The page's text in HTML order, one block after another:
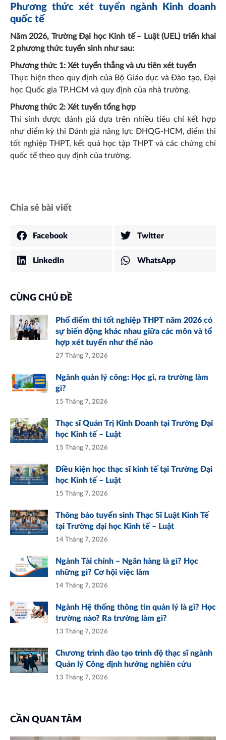
Phương thức xét tuyển ngành Kinh doanh
quốc tế
Năm 2026, Trường Đại học Kinh tế – Luật (UEL) triển khai
2 phương thức tuyển sinh như sau:
Phương thức 1: Xét tuyển thẳng và ưu tiên xét tuyển
Thực hiện theo quy định của Bộ Giáo dục và Đào tạo, Đại
học Quốc gia TP.HCM và quy định của nhà trường.
Phương thức 2: Xét tuyển tổng hợp
Thí sinh được đánh giá dựa trên nhiều tiêu chí kết hợp
như điểm kỳ thi Đánh giá năng lực ĐHQG-HCM, điểm thi
tốt nghiệp THPT, kết quả học tập THPT và các chứng chỉ
quốc tế theo quy định của trường.
Chia sẻ bài viết
Facebook Twitter
LinkedIn WhatsApp
CÙNG CHỦ ĐỀ
Phổ điểm thi tốt nghiệp THPT năm 2026 có
sự biến động khác nhau giữa các môn và tổ
hợp xét tuyển như thế nào
27 Tháng 7, 2026
Ngành quản lý công: Học gì, ra trường làm
gì?
15 Tháng 7, 2026
Thạc sĩ Quản Trị Kinh Doanh tại Trường Đại
học Kinh tế – Luật
15 Tháng 7, 2026
Điều kiện học thạc sĩ kinh tế tại Trường Đại
học Kinh tế – Luật
15 Tháng 7, 2026
Thông báo tuyển sinh Thạc Sĩ Luật Kinh Tế
tại Trường đại học Kinh tế – Luật
14 Tháng 7, 2026
Ngành Tài chính – Ngân hàng là gì? Học
những gì? Cơ hội việc làm
14 Tháng 7, 2026
Ngành Hệ thống thông tin quản lý là gì? Học
trường nào? Ra trường làm gì?
13 Tháng 7, 2026
Chương trình đào tạo trình độ thạc sĩ ngành
Quản lý Công định hướng nghiên cứu
13 Tháng 7, 2026
CẦN QUAN TÂM